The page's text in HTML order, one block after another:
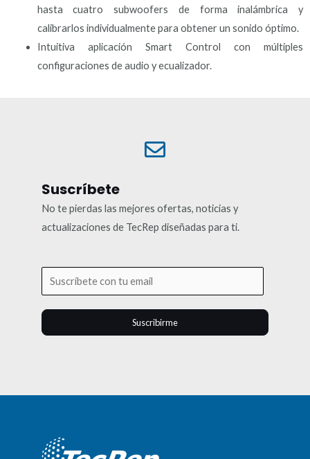
hasta cuatro subwoofers de forma inalámbrica y
calibrarlos individualmente para obtener un sonido óptimo.
Intuitiva aplicación Smart Control con múltiples
configuraciones de audio y ecualizador.
Suscríbete
No te pierdas las mejores ofertas, noticias y
actualizaciones de TecRep diseñadas para ti.
Suscribirme